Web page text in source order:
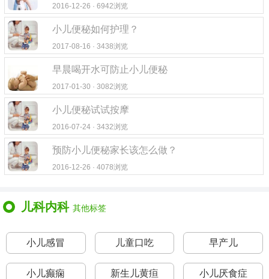
2016-12-26 · 6942浏览
小儿便秘如何护理？
2017-08-16 · 3438浏览
早晨喝开水可防止小儿便秘
2017-01-30 · 3082浏览
小儿便秘试试按摩
2016-07-24 · 3432浏览
预防小儿便秘家长该怎么做？
2016-12-26 · 4078浏览
儿科内科 其他标签
小儿感冒 儿童口吃 早产儿
小儿癫痫 新生儿黄疸 小儿厌食症